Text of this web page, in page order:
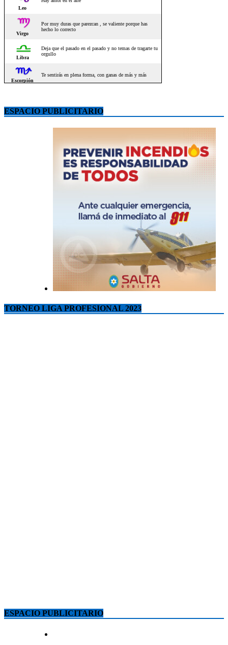
ESPACIO PUBLICITARIO
TORNEO LIGA PROFESIONAL 2023
ESPACIO PUBLICITARIO